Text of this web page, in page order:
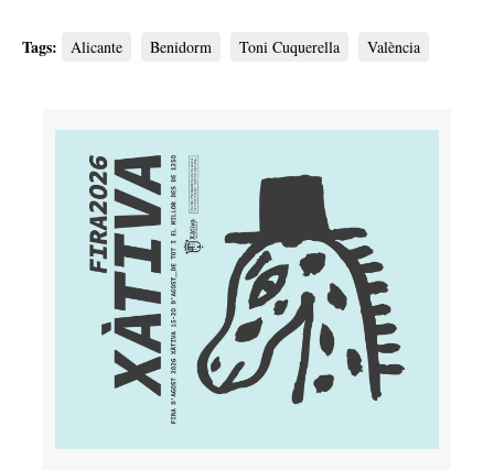
Tags: Alicante Benidorm Toni Cuquerella València